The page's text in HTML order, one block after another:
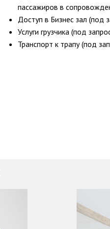
пассажиров в
Доступ в Бизнес зал (под
Услуги грузчика (под
Транспорт к трапу (под